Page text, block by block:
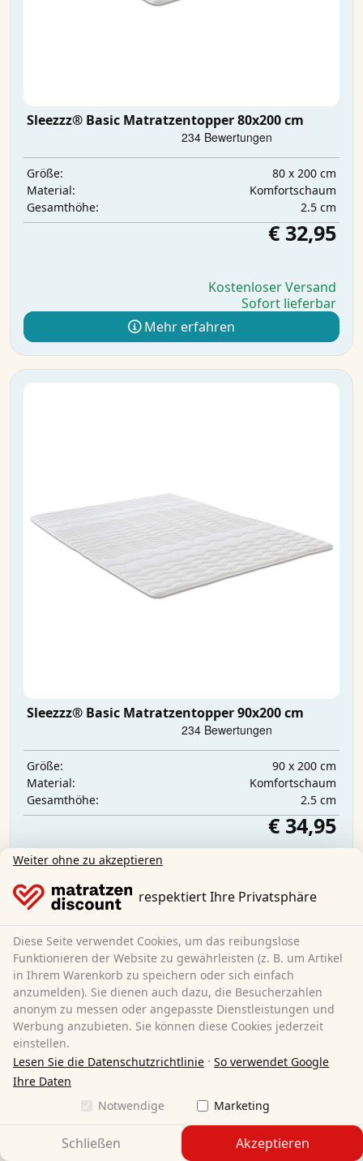
Sleezzz® Basic Matratzentopper 80x200 cm
Größe:
80 x 200 cm
Material:
Komfortschaum
Gesamthöhe:
2.5 cm
€ 32,95
Kostenloser Versand
Sofort lieferbar
Mehr erfahren
Sleezzz® Basic Matratzentopper 90x200 cm
Größe:
90 x 200 cm
Material:
Komfortschaum
Gesamthöhe:
2.5 cm
€ 34,95
Sofort lieferbar
Weiter ohne zu akzeptieren
respektiert Ihre Privatsphäre
Diese Seite verwendet Cookies, um das reibungslose
Funktionieren der Website zu gewährleisten (z. B. um Artikel
in Ihrem Warenkorb zu speichern oder sich einfach
anzumelden). Sie dienen auch dazu, die Besucherzahlen
anonym zu messen oder angepasste Dienstleistungen und
Werbung anzubieten. Sie können diese Cookies jederzeit
einstellen.
Lesen Sie die Datenschutzrichtlinie · So verwendet Google
Ihre Daten
Notwendige
Marketing
Schließen Akzeptieren